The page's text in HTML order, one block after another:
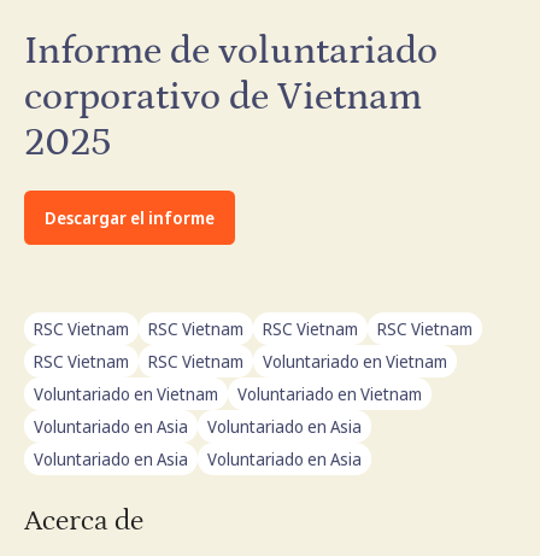
Informe de voluntariado
corporativo de Vietnam
2025
Descargar el informe
RSC Vietnam RSC Vietnam RSC Vietnam
RSC Vietnam
RSC Vietnam
RSC Vietnam
Voluntariado en Vietnam
Voluntariado en Vietnam
Voluntariado en Vietnam
Voluntariado en Asia
Voluntariado en Asia
Voluntariado en Asia
Voluntariado en Asia
Acerca de